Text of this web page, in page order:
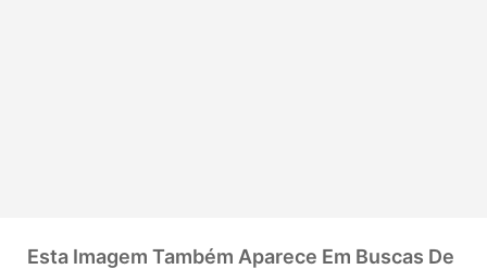
Esta Imagem Também Aparece Em Buscas De